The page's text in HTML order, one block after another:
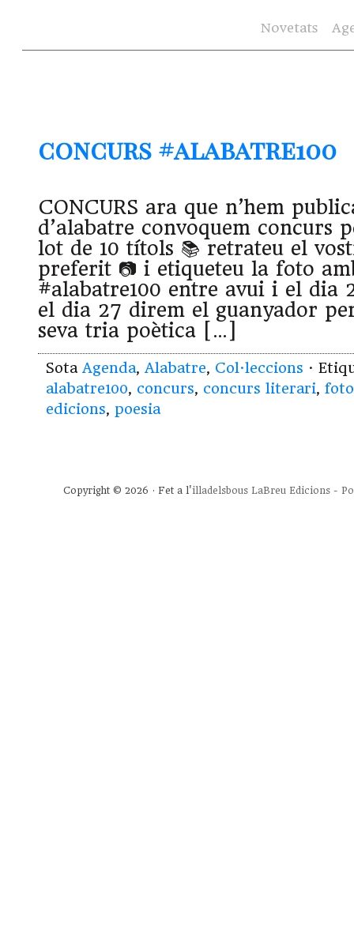
Novetats
concurs #alabatre100
CONCURS ara que n’hem
d’alabatre convoquem concurs
lot de 10 títols 📚 retrateu el
preferit 📷 i etiqueteu la foto
#alabatre100 entre avui i el dia
el dia 27 direm el guanyador
seva tria poètica […]
Sota Agenda, Alabatre, Col·leccions ·
alabatre100, concurs, concurs literari,
edicions, poesia
Copyright © 2026 · Fet a l'illadelsbous LaBreu Edicions -